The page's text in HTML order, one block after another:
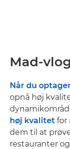
Mad-
Når du
opnå høj
høj kvalitet for
dem til at
restauranter